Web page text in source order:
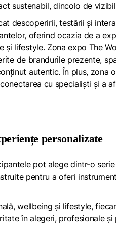
sustenabil, dincolo de
descoperirii, testării și
oferind ocazia de a
lifestyle. Zona expo The
de brandurile prezente,
autentic. În plus, zona
cu specialiști și a
personalizate
pot alege dintr-o
pentru a oferi
wellbeing și lifestyle,
în alegeri, profesionale și